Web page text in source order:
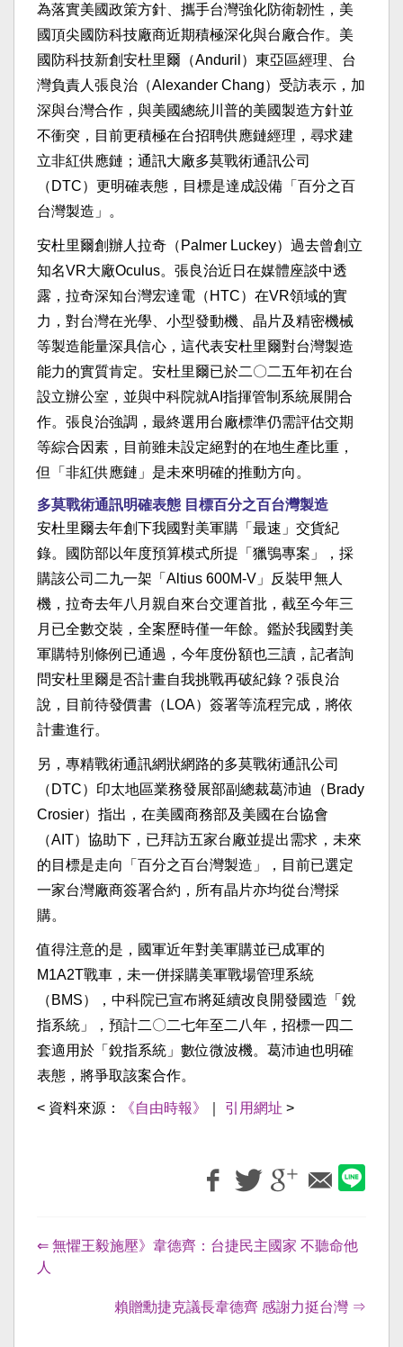
為落實美國政策方針、攜手台灣強化防衛韌性，美
國頂尖國防科技廠商近期積極深化與台廠合作。美
國防科技新創安杜里爾（Anduril）東亞區經理、台
灣負責人張良治（Alexander Chang）受訪表示，加
深與台灣合作，與美國總統川普的美國製造方針並
不衝突，目前更積極在台招聘供應鏈經理，尋求建
立非紅供應鏈；通訊大廠多莫戰術通訊公司
（DTC）更明確表態，目標是達成設備「百分之百
台灣製造」。
安杜里爾創辦人拉奇（Palmer Luckey）過去曾創立
知名VR大廠Oculus。張良治近日在媒體座談中透
露，拉奇深知台灣宏達電（HTC）在VR領域的實
力，對台灣在光學、小型發動機、晶片及精密機械
等製造能量深具信心，這代表安杜里爾對台灣製造
能力的實質肯定。安杜里爾已於二〇二五年初在台
設立辦公室，並與中科院就AI指揮管制系統展開合
作。張良治強調，最終選用台廠標準仍需評估交期
等綜合因素，目前雖未設定絕對的在地生產比重，
但「非紅供應鏈」是未來明確的推動方向。
多莫戰術通訊明確表態 目標百分之百台灣製造
安杜里爾去年創下我國對美軍購「最速」交貨紀
錄。國防部以年度預算模式所提「獵鴞專案」，採
購該公司二九一架「Altius 600M-V」反裝甲無人
機，拉奇去年八月親自來台交運首批，截至今年三
月已全數交裝，全案歷時僅一年餘。鑑於我國對美
軍購特別條例已通過，今年度份額也三讀，記者詢
問安杜里爾是否計畫自我挑戰再破紀錄？張良治
說，目前待發價書（LOA）簽署等流程完成，將依
計畫進行。
另，專精戰術通訊網狀網路的多莫戰術通訊公司
（DTC）印太地區業務發展部副總裁葛沛迪（Brady
Crosier）指出，在美國商務部及美國在台協會
（AIT）協助下，已拜訪五家台廠並提出需求，未來
的目標是走向「百分之百台灣製造」，目前已選定
一家台灣廠商簽署合約，所有晶片亦均從台灣採
購。
值得注意的是，國軍近年對美軍購並已成軍的
M1A2T戰車，未一併採購美軍戰場管理系統
（BMS），中科院已宣布將延續改良開發國造「銳
指系統」，預計二〇二七年至二八年，招標一四二
套適用於「銳指系統」數位微波機。葛沛迪也明確
表態，將爭取該案合作。
< 資料來源： 《自由時報》 引用網址 >
⇐ 無懼王毅施壓》韋德齊：台捷民主國家 不聽命他
人
賴贈勳捷克議長韋德齊 感謝力挺台灣 ⇒